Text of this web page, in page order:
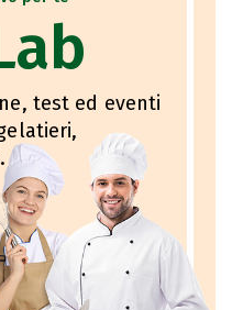
test ed eventi